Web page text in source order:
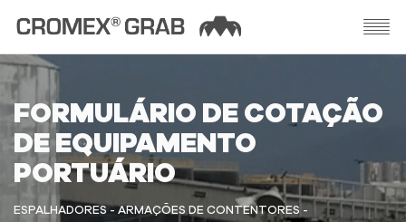
FORMULÁRIO DE COTAÇÃO
DE EQUIPAMENTO
PORTUÁRIO
ESPALHADORES - ARMAÇÕES DE CONTENTORES -